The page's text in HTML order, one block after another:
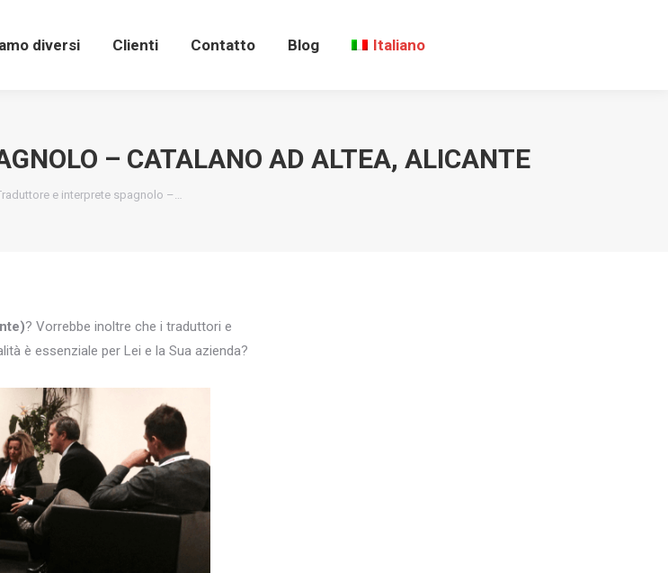
diversi Clienti Contatto Blog Italiano
– CATALANO AD ALTEA, ALICANTE
e interprete spagnolo –…
? Vorrebbe inoltre che i traduttori e
è essenziale per Lei e la Sua azienda?